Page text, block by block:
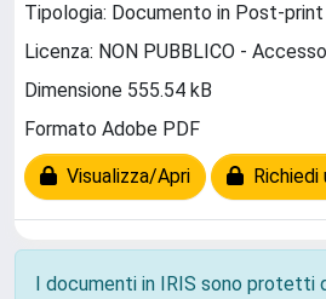
Tipologia: Documento in Post-print
Licenza: NON PUBBLICO -
Dimensione 555.54 kB
Formato Adobe PDF
Visualizza/Apri Richiedi
I documenti in IRIS sono protetti